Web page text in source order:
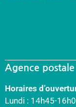
Agence
Horaires
Lundi : 14h45-